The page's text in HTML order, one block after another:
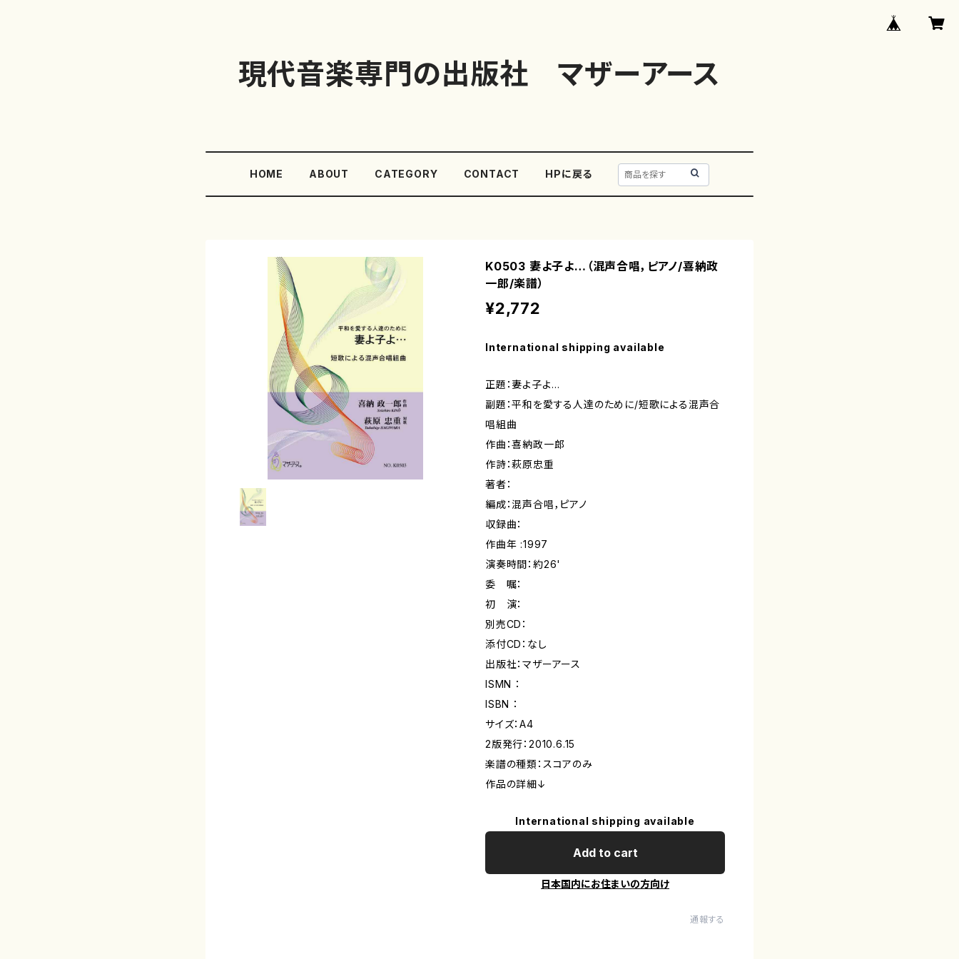
現代音楽専門の出版社 マザーアース
HOME ABOUT CATEGORY CONTACT HPに戻る
K0503 妻よ子よ…（混声合唱，ピアノ/喜納政
一郎/楽譜）
¥2,772
International shipping available
正題：妻よ子よ…
副題：平和を愛する人達のために/短歌による混声合
唱組曲
作曲：喜納政一郎
作詩：萩原忠重
著者：
編成：混声合唱，ピアノ
収録曲：
作曲年 :1997
演奏時間：約26'
委 嘱：
初 演：
別売CD：
添付CD：なし
出版社：マザーアース
ISMN ：
ISBN ：
サイズ：A4
2版発行：2010.6.15
楽譜の種類：スコアのみ
作品の詳細↓
International shipping available
Add to cart
日本国内にお住まいの方向け
通報する